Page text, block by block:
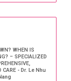
WHEN IS
– SPECIALIZED
CARE - Dr. Le Nhu